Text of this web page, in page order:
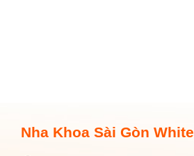
Nha Khoa Sài Gòn White